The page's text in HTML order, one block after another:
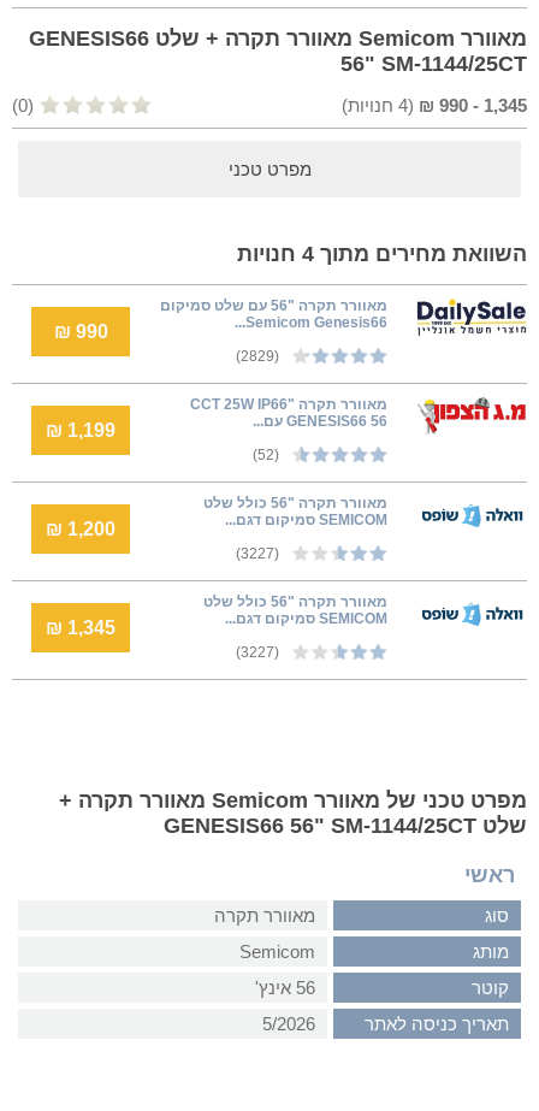
מאוורר Semicom מאוורר תקרה + שלט GENESIS66
56" SM-1144/25CT
1,345
-
990
₪
(
4 חנויות) (0)
מפרט טכני
השוואת מחירים מתוך 4 חנויות
מאוורר תקרה "56 עם שלט סמיקום
Semicom Genesis66...
(2829)
990 ₪
מאוורר תקרה "CCT 25W IP66
GENESIS66 56 עם...
(52)
1,199 ₪
מאוורר תקרה "56 כולל שלט
SEMICOM סמיקום דגם...
(3227)
1,200 ₪
מאוורר תקרה "56 כולל שלט
SEMICOM סמיקום דגם...
(3227)
1,345 ₪
מפרט טכני של מאוורר Semicom מאוורר תקרה +
שלט GENESIS66 56" SM-1144/25CT
ראשי
סוג
מאוורר תקרה
מותג
Semicom
קוטר
56 אינץ'
תאריך כניסה לאתר
5/2026